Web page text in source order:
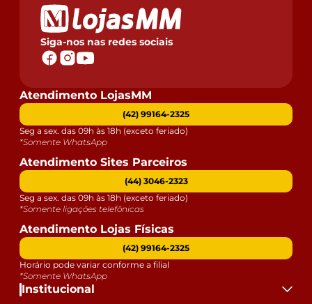
Siga-nos nas redes sociais
Institucional
Atendimento LojasMM
(42) 99164-2325
Seg a sex. das 09h às 18h (exceto feriado)
*Somente WhatsApp
Atendimento Sites Parceiros
(44) 3046-2323
Seg a sex. das 09h às 18h (exceto feriado)
*Somente ligações telefônicas
Atendimento Lojas Físicas
(42) 99164-2325
Horário pode variar conforme a filial
*Somente WhatsApp